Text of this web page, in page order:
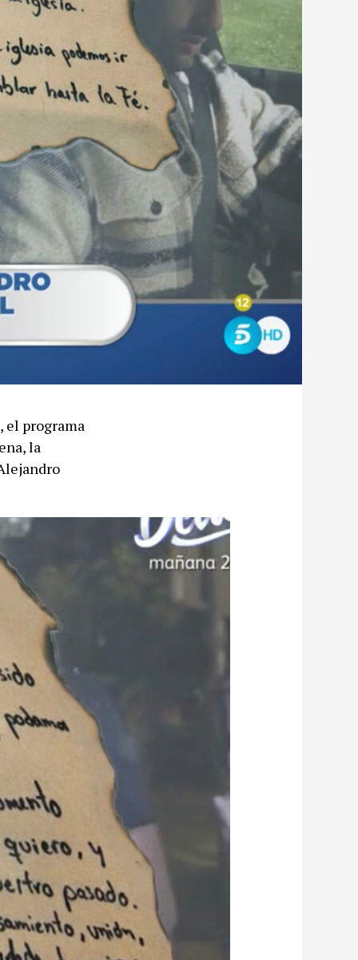
el programa
la